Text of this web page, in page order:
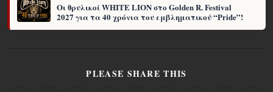
Οι θρυλικοί WHITE LION στο Golden R. Festival
2027 για τα 40 χρόνια του εμβληματικού “Pride”!
PLEASE SHARE THIS